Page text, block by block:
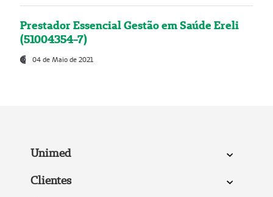
Prestador Essencial Gestão em Saúde Ereli
(51004354-7)
04 de Maio de 2021
Unimed
Clientes